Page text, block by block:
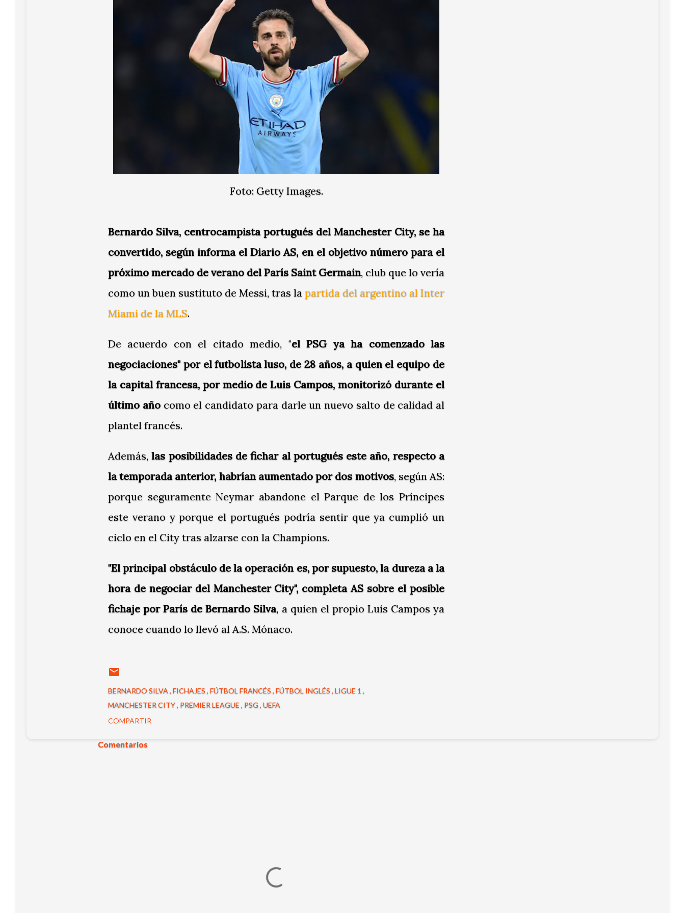
Foto: Getty Images.
Bernardo Silva, centrocampista portugués del Manchester City, se ha
convertido, según informa el Diario AS, en el objetivo número para el
próximo mercado de verano del París Saint Germain, club que lo vería
como un buen sustituto de Messi, tras la partida del argentino al Inter
Miami de la MLS.
De acuerdo con el citado medio, "el PSG ya ha comenzado las
negociaciones" por el futbolista luso, de 28 años, a quien el equipo de
la capital francesa, por medio de Luis Campos, monitorizó durante el
último añocomo el candidato para darle un nuevo salto de calidad al
plantel francés.
Además,las posibilidades de fichar al portugués este año, respecto a
la temporada anterior, habrían aumentado por dos motivos, según AS:
porque seguramente Neymar abandone el Parque de los Príncipes
este verano y porque el portugués podría sentir que ya cumplió un
ciclo en el City tras alzarse con la Champions.
"El principal obstáculo de la operación es, por supuesto, la dureza a la
hora de negociar del Manchester City", completa AS sobre el posible
fichaje por París de Bernardo Silva, a quien el propio Luis Campos ya
conoce cuando lo llevó al A.S. Mónaco.
BERNARDO SILVA FICHAJES FÚTBOL FRANCÉS FÚTBOL INGLÉS LIGUE 1
MANCHESTER CITY PREMIER LEAGUE PSG UEFA
COMPARTIR
Comentarios